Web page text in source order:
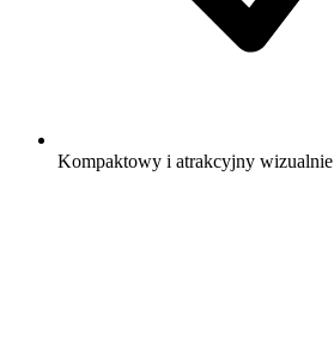
Kompaktowy i atrakcyjny wizualnie